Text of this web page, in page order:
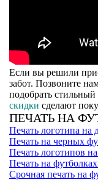
Если вы решили
забот. Позвоните
подобрать
скидки сделают
ПЕЧАТЬ НА
Печать логотипа на
Печать на черных
Печать логотипов
Печать на
Срочная печать на